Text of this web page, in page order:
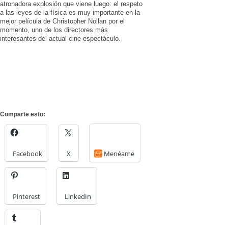
atronadora explosión que viene luego: el respeto
a las leyes de la física es muy importante en la
mejor película de Christopher Nollan por el
momento, uno de los directores más
interesantes del actual cine espectáculo.
Comparte esto:
Facebook X Menéame
Pinterest LinkedIn